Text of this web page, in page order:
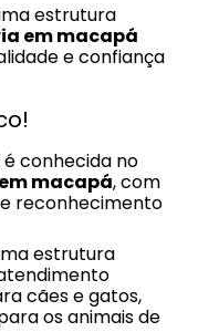
estrutura
em macapá
e confiança
é conhecida no
macapá, com
reconhecimento
estrutura
cães e gatos,
os animais de